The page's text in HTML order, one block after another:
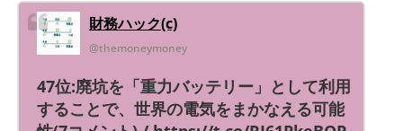
財務ハック(c)
@themoneymoney
47位:廃坑を「重力バッテリー」として利用
することで、世界の電気をまかなえる可能